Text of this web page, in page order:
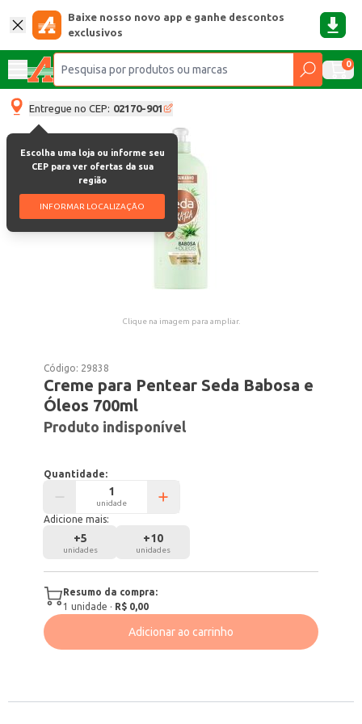
Baixe nosso novo app e ganhe descontos
exclusivos
0
Entregue no CEP: 02170-901
Escolha uma loja ou informe seu
CEP para ver ofertas da sua
região
INFORMAR LOCALIZAÇÃO
Clique na imagem para ampliar.
Código: 29838
Creme para Pentear Seda Babosa e
Óleos 700ml
Produto indisponível
Quantidade:
unidade
Adicione mais:
+5
unidades
+10
unidades
Resumo da compra:
1 unidade · R$ 0,00
Adicionar ao carrinho